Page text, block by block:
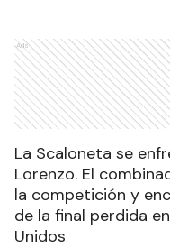
Ads
La Scaloneta se
Lorenzo. El
la competición y
de la final perdida
Unidos